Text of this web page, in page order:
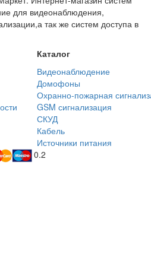
для видеонаблюдения,
так же систем доступа в
Каталог
Видеонаблюдение
Домофоны
Охранно-пожарная
GSM сигнализация
СКУД
Кабель
Источники питания
0.2